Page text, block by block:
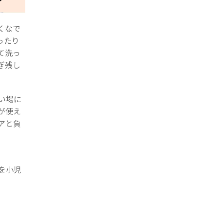
なで
り
洗っ
残し
場に
使え
と負
小児